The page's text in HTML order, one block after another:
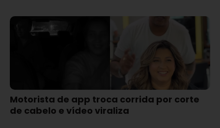
Motorista de app troca corrida por corte
de cabelo e vídeo viraliza